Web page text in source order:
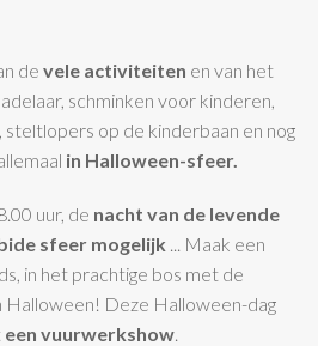
de vele activiteiten en van het
schminken voor kinderen,
steltlopers op de kinderbaan en nog
in Halloween-sfeer.
uur, de nacht van de levende
sfeer mogelijk ... Maak een
in het prachtige bos met de
Deze Halloween-dag
een vuurwerkshow.